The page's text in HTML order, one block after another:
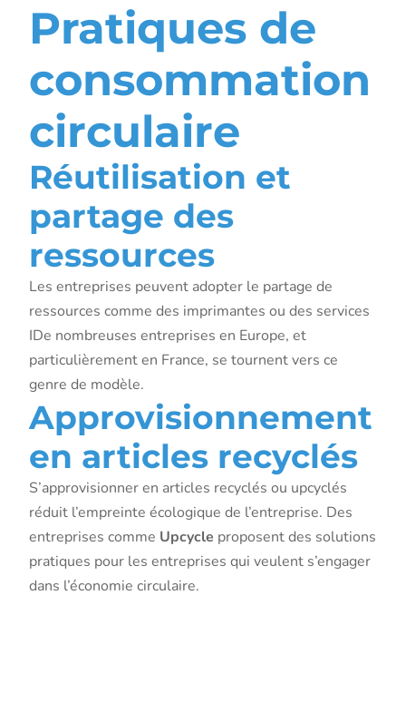
Pratiques de
consommation
circulaire
Réutilisation et
partage des
ressources
Les entreprises peuvent adopter le partage de
ressources comme des imprimantes ou des services
IDe nombreuses entreprises en Europe, et
particulièrement en France, se tournent vers ce
genre de modèle.
Approvisionnement
en articles recyclés
S’approvisionner en articles recyclés ou upcyclés
réduit l’empreinte écologique de l’entreprise. Des
entreprises comme Upcycle proposent des solutions
pratiques pour les entreprises qui veulent s’engager
dans l’économie circulaire.